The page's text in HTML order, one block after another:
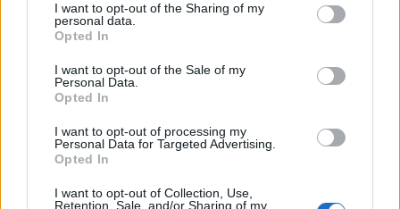
I want to opt-out of the Sharing of my
personal data.
Opted In
I want to opt-out of the Sale of my
Personal Data.
Opted In
I want to opt-out of processing my
Personal Data for Targeted Advertising.
Opted In
I want to opt-out of Collection, Use,
Retention, Sale, and/or Sharing of my
Εκ μέρους του Προέδρου του
Επιμελητήριου
Κορινθίας
Πρόεδρος της Αναπτυξιακής του Επιμελητηρίου
Κορινθίας ο κ.
αναφέρθηκε στο δυνατό πρότζεκτ που φέρει το
όνομα «ΠΕΛΟΠΟΝΝΗΣΟΣ EXPO», σημειώνοντας
αιγίδα του και τόνισε ότι το εν λόγω πρότζεκτ